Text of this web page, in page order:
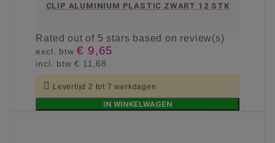
CLIP ALUMINIUM PLASTIC ZWART 12 STK
Ratedout of 5 stars based on review(s)
excl. btw€ 9,65
incl. btw€ 11,68
 Levertijd 2 tot 7 werkdagen
IN WINKELWAGEN